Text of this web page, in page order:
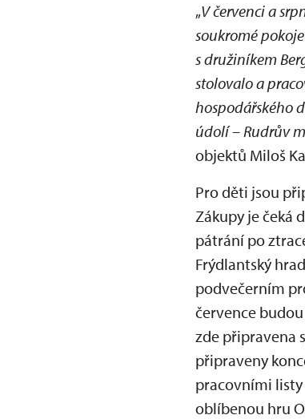
„V červenci a
soukromé
s družiníkem
stolovalo a
hospodářského
údolí – Rudrův
objektů Miloš
Pro děti jsou
Zákupy je čeká
pátrání po
Frýdlantský
podvečerním
července
zde připravena
připraveny
pracovními listy
oblíbenou hru